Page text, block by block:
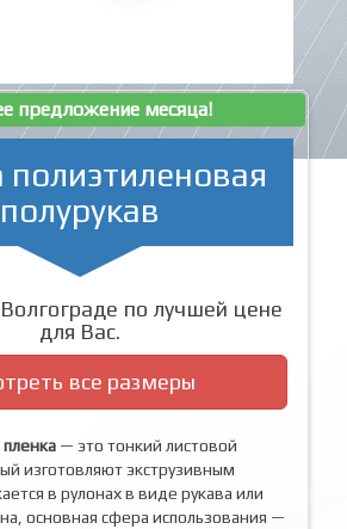
предложение месяца!
полиэтиленовая
полурукав
по лучшей цене
для Вас.
все размеры
— это тонкий листовой
изготовляют экструзивным
в рулонах в виде рукава или
основная сфера использования —